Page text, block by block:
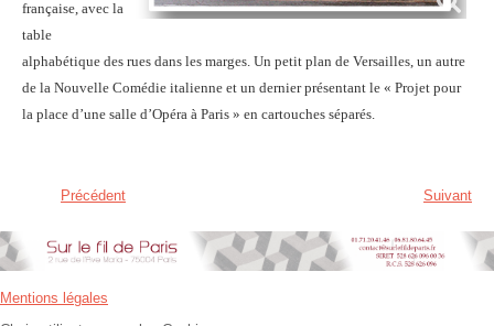
française, avec la
table
alphabétique des rues dans les marges. Un petit plan de Versailles, un autre
de la Nouvelle Comédie italienne et un dernier présentant le « Projet pour
la place d’une salle d’Opéra à Paris » en cartouches séparés.
Précédent Suivant
Mentions légales